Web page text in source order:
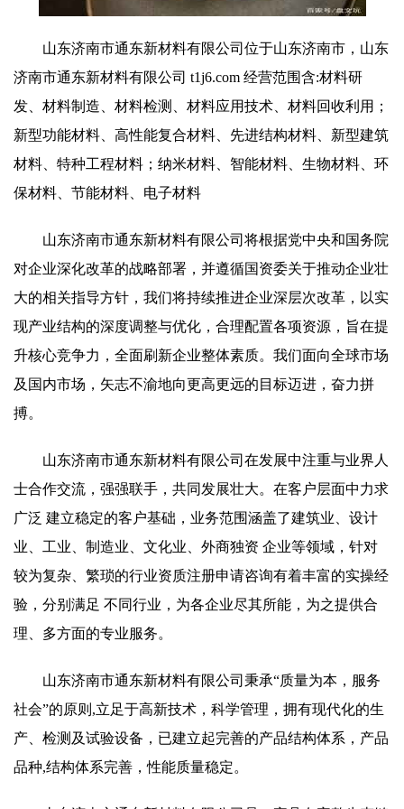
山东济南市通东新材料有限公司位于山东济南市，山东
济南市通东新材料有限公司 t1j6.com 经营范围含:材料研
发、材料制造、材料检测、材料应用技术、材料回收利用；
新型功能材料、高性能复合材料、先进结构材料、新型建筑
材料、特种工程材料；纳米材料、智能材料、生物材料、环
保材料、节能材料、电子材料
山东济南市通东新材料有限公司将根据党中央和国务院
对企业深化改革的战略部署，并遵循国资委关于推动企业壮
大的相关指导方针，我们将持续推进企业深层次改革，以实
现产业结构的深度调整与优化，合理配置各项资源，旨在提
升核心竞争力，全面刷新企业整体素质。我们面向全球市场
及国内市场，矢志不渝地向更高更远的目标迈进，奋力拼
搏。
山东济南市通东新材料有限公司在发展中注重与业界人
士合作交流，强强联手，共同发展壮大。在客户层面中力求
广泛 建立稳定的客户基础，业务范围涵盖了建筑业、设计
业、工业、制造业、文化业、外商独资 企业等领域，针对
较为复杂、繁琐的行业资质注册申请咨询有着丰富的实操经
验，分别满足 不同行业，为各企业尽其所能，为之提供合
理、多方面的专业服务。
山东济南市通东新材料有限公司秉承“质量为本，服务
社会”的原则,立足于高新技术，科学管理，拥有现代化的生
产、检测及试验设备，已建立起完善的产品结构体系，产品
品种,结构体系完善，性能质量稳定。